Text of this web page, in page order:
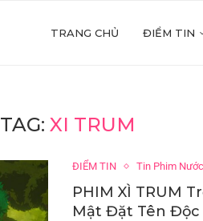
TRANG CHỦ ĐIỂM TIN
TAG:XI TRUM
ĐIỂM TIN Tin Phim
PHIM XÌ TRUM
Mật Đặt Tên Độc